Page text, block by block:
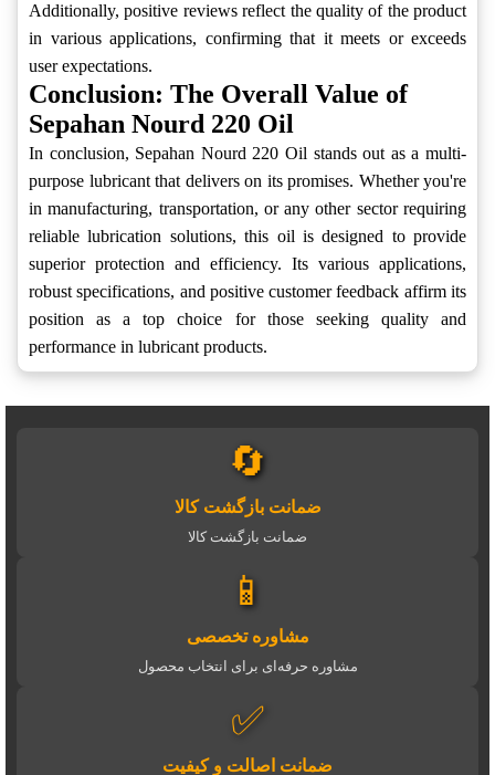
Additionally, positive reviews reflect the quality of the product
in various applications, confirming that it meets or exceeds
user expectations.
Conclusion: The Overall Value of
Sepahan Nourd 220 Oil
In conclusion, Sepahan Nourd 220 Oil stands out as a multi-
purpose lubricant that delivers on its promises. Whether you're
in manufacturing, transportation, or any other sector requiring
reliable lubrication solutions, this oil is designed to provide
superior protection and efficiency. Its various applications,
robust specifications, and positive customer feedback affirm its
position as a top choice for those seeking quality and
performance in lubricant products.
🔄
ضمانت بازگشت کالا
ضمانت بازگشت کالا
📱
مشاوره تخصصی
مشاوره حرفه‌ای برای انتخاب محصول
✅
ضمانت اصالت و کیفیت